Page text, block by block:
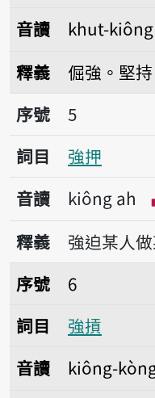
音讀
khut-kiông
釋義
倔強。堅
序號5強押
序號
5
詞目
強押
音讀
kiông ah
釋義
強迫某人做
序號6強摃
序號
6
詞目
強摃
音讀
kiông-